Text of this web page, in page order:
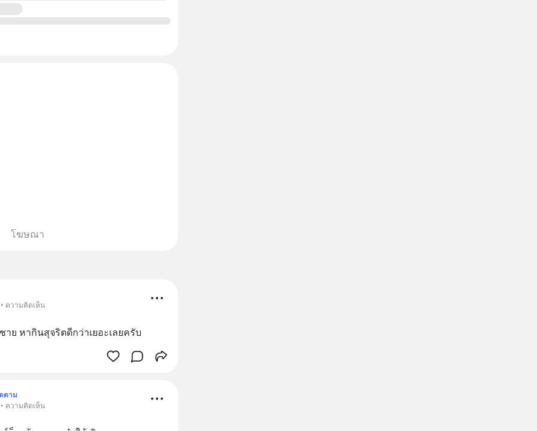
โฆษณา
ความคิดเห็น
ย​ หากินสุจริตดีกว่าเยอะเลยครับ
ตาม
ความคิดเห็น